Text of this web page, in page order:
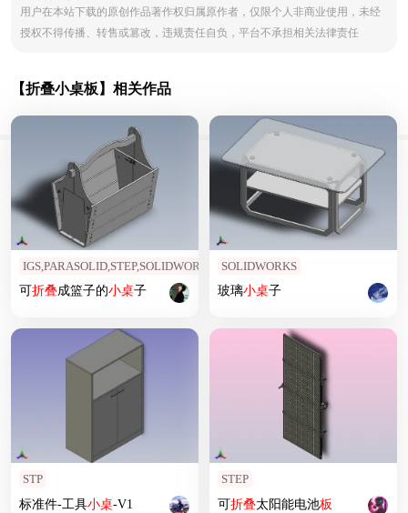
用户在本站下载的原创作品著作权归属原作者，仅限个人非商业使用，未经
授权不得传播、转售或篡改，违规责任自负，平台不承担相关法律责任
【折叠小桌板】相关作品
IGS,PARASOLID,STEP,SOLIDWORKS
可折叠成篮子的小桌子
SOLIDWORKS
玻璃小桌子
STP
标准件-工具小桌-V1
STEP
可折叠太阳能电池板